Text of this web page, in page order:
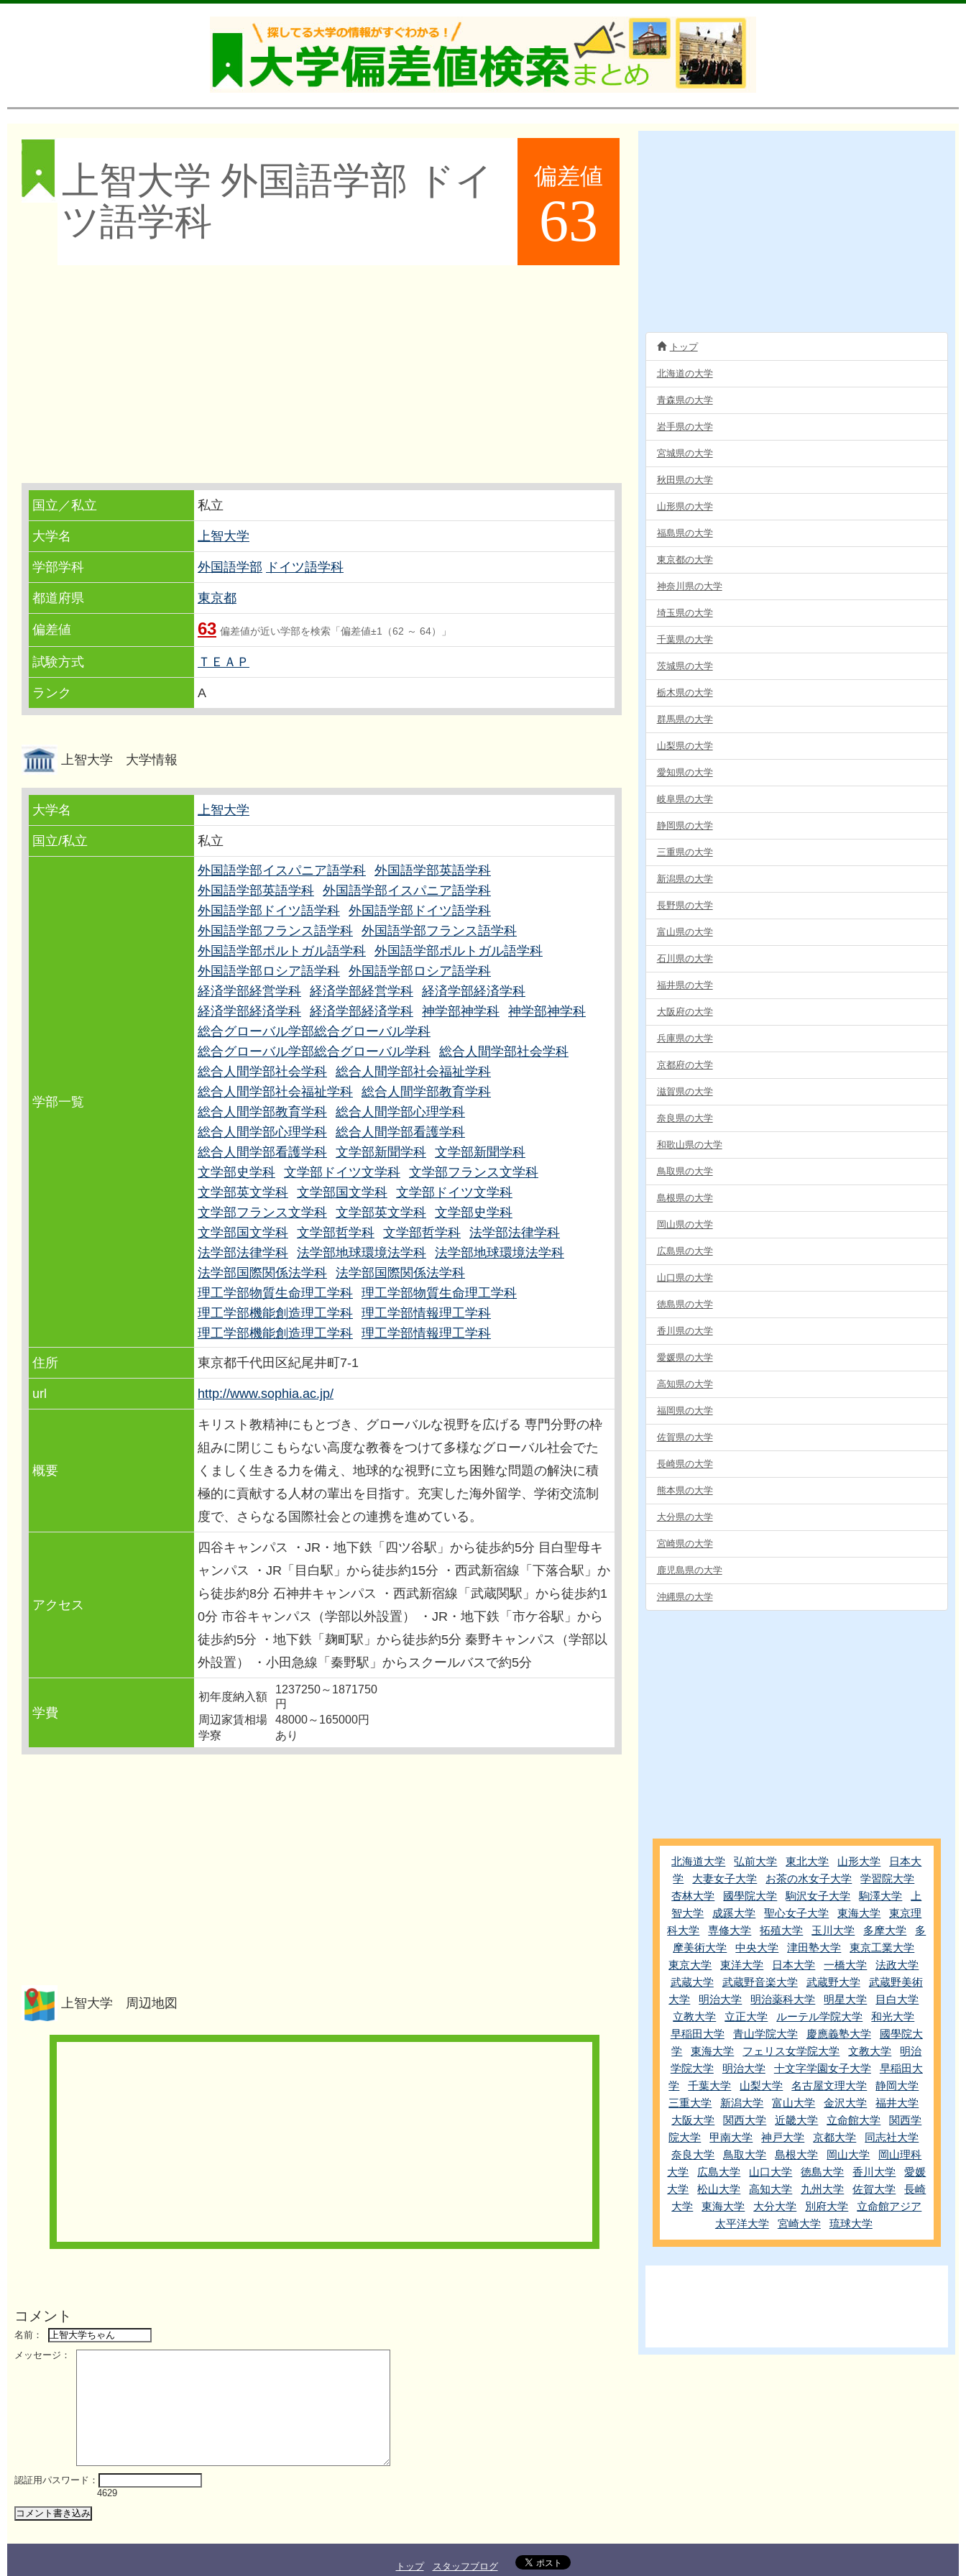
上智大学 外国語学部 ドイ
ツ語学科
偏差値
63
国立／私立 私立
大学名 上智大学
学部学科 外国語学部 ドイツ語学科
都道府県 東京都
偏差値 63 偏差値が近い学部を検索「偏差値±1（62 ～ 64）」
試験方式 ＴＥＡＰ
ランク A
上智大学 大学情報
大学名 上智大学
国立/私立 私立
学部一覧
外国語学部イスパニア語学科 外国語学部英語学科
外国語学部英語学科 外国語学部イスパニア語学科
外国語学部ドイツ語学科 外国語学部ドイツ語学科
外国語学部フランス語学科 外国語学部フランス語学科
外国語学部ポルトガル語学科 外国語学部ポルトガル語学科
外国語学部ロシア語学科 外国語学部ロシア語学科
経済学部経営学科 経済学部経営学科 経済学部経済学科
経済学部経済学科 経済学部経済学科 神学部神学科 神学部神学科
総合グローバル学部総合グローバル学科
総合グローバル学部総合グローバル学科 総合人間学部社会学科
総合人間学部社会学科 総合人間学部社会福祉学科
総合人間学部社会福祉学科 総合人間学部教育学科
総合人間学部教育学科 総合人間学部心理学科
総合人間学部心理学科 総合人間学部看護学科
総合人間学部看護学科 文学部新聞学科 文学部新聞学科
文学部史学科 文学部ドイツ文学科 文学部フランス文学科
文学部英文学科 文学部国文学科 文学部ドイツ文学科
文学部フランス文学科 文学部英文学科 文学部史学科
文学部国文学科 文学部哲学科 文学部哲学科 法学部法律学科
法学部法律学科 法学部地球環境法学科 法学部地球環境法学科
法学部国際関係法学科 法学部国際関係法学科
理工学部物質生命理工学科 理工学部物質生命理工学科
理工学部機能創造理工学科 理工学部情報理工学科
理工学部機能創造理工学科 理工学部情報理工学科
住所 東京都千代田区紀尾井町7-1
url http://www.sophia.ac.jp/
概要
キリスト教精神にもとづき、グローバルな視野を広げる 専門分野の枠
組みに閉じこもらない高度な教養をつけて多様なグローバル社会でた
くましく生きる力を備え、地球的な視野に立ち困難な問題の解決に積
極的に貢献する人材の輩出を目指す。充実した海外留学、学術交流制
度で、さらなる国際社会との連携を進めている。
アクセス
四谷キャンパス ・JR・地下鉄「四ツ谷駅」から徒歩約5分 目白聖母キ
ャンパス ・JR「目白駅」から徒歩約15分 ・西武新宿線「下落合駅」か
ら徒歩約8分 石神井キャンパス ・西武新宿線「武蔵関駅」から徒歩約1
0分 市谷キャンパス（学部以外設置） ・JR・地下鉄「市ケ谷駅」から
徒歩約5分 ・地下鉄「麹町駅」から徒歩約5分 秦野キャンパス（学部以
外設置） ・小田急線「秦野駅」からスクールバスで約5分
学費
初年度納入額
1237250～1871750
円
周辺家賃相場
48000～165000円
学寮
あり
上智大学 周辺地図
コメント
名前：
メッセージ：
認証用パスワード：
4629
トップ
北海道の大学
青森県の大学
岩手県の大学
宮城県の大学
秋田県の大学
山形県の大学
福島県の大学
東京都の大学
神奈川県の大学
埼玉県の大学
千葉県の大学
茨城県の大学
栃木県の大学
群馬県の大学
山梨県の大学
愛知県の大学
岐阜県の大学
静岡県の大学
三重県の大学
新潟県の大学
長野県の大学
富山県の大学
石川県の大学
福井県の大学
大阪府の大学
兵庫県の大学
京都府の大学
滋賀県の大学
奈良県の大学
和歌山県の大学
鳥取県の大学
島根県の大学
岡山県の大学
広島県の大学
山口県の大学
徳島県の大学
香川県の大学
愛媛県の大学
高知県の大学
福岡県の大学
佐賀県の大学
長崎県の大学
熊本県の大学
大分県の大学
宮崎県の大学
鹿児島県の大学
沖縄県の大学
北海道大学 弘前大学 東北大学 山形大学
日本大
学
大妻女子大学 お茶の水女子大学
学習院大学
杏林大学
國學院大学 駒沢女子大学 駒澤大学
上
智大学
成蹊大学 聖心女子大学 東海大学
東京理
科大学
専修大学 拓殖大学 玉川大学 多摩大学
多
摩美術大学
中央大学 津田塾大学
東京工業大学
東京大学
東洋大学 日本大学 一橋大学
法政大学
武蔵大学
武蔵野音楽大学 武蔵野大学
武蔵野美術
大学
明治大学 明治薬科大学 明星大学
目白大学
立教大学
立正大学 ルーテル学院大学
和光大学
早稲田大学
青山学院大学 慶應義塾大学
國學院大
学
東海大学 フェリス女学院大学 文教大学
明治
学院大学
明治大学 十文字学園女子大学
早稲田大
学
千葉大学 山梨大学 名古屋文理大学
静岡大学
三重大学
新潟大学 富山大学 金沢大学
福井大学
大阪大学
関西大学 近畿大学 立命館大学
関西学
院大学
甲南大学 神戸大学 京都大学
同志社大学
奈良大学
鳥取大学 島根大学 岡山大学
岡山理科
大学
広島大学 山口大学 徳島大学 香川大学
愛媛
大学
松山大学 高知大学 九州大学 佐賀大学
長崎
大学
東海大学 大分大学 別府大学
立命館アジア
太平洋大学
宮崎大学 琉球大学
トップ スタッフブログ